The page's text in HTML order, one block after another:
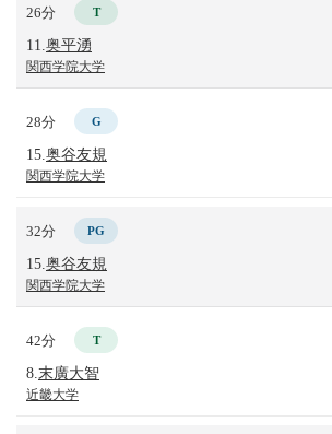
26分 T
11. 奥平湧
関西学院大学
28分 G
15. 奥谷友規
関西学院大学
32分 PG
15. 奥谷友規
関西学院大学
42分 T
8. 末廣大智
近畿大学